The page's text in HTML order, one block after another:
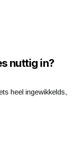
nuttig in?
heel ingewikkelds,